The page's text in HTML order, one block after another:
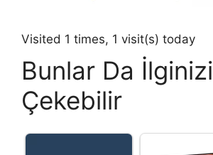
Visited 1 times, 1 visit(s) today
Bunlar Da İlginizi
Çekebilir